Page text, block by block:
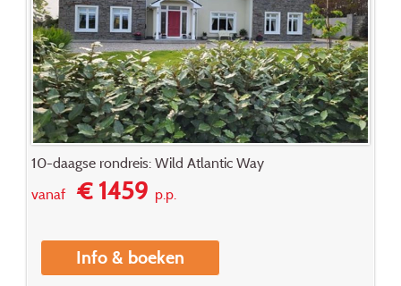
10-daagse rondreis: Wild Atlantic Way
vanaf€ 1459p.p.
Info & boeken